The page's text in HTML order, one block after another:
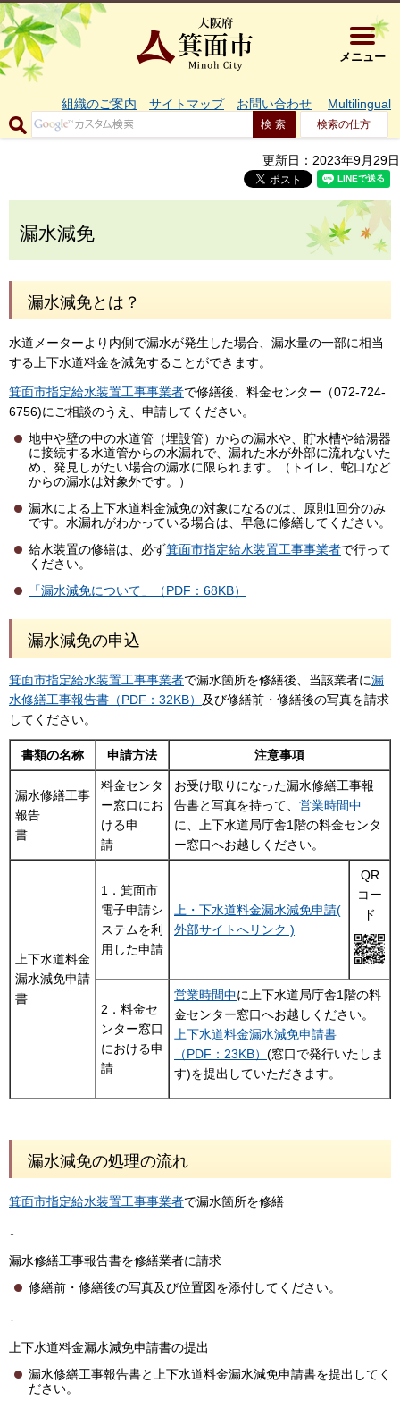
大阪府箕
メニュー
組織のご案内 サイトマップ お問い合わせ Multilingual
検索の仕方
更新日：2023年9月29日
漏水減免
漏水減免とは？
水道メーターより内側で漏水が発生した場合、漏水量の一部に相当
する上下水道料金を減免することができます。
箕面市指定給水装置工事事業者で修繕後、料金センター（072-724-
6756)にご相談のうえ、申請してください。
地中や壁の中の水道管（埋設管）からの漏水や、貯水槽や給湯器
に接続する水道管からの水漏れで、漏れた水が外部に流れないた
め、発見しがたい場合の漏水に限られます。（トイレ、蛇口など
からの漏水は対象外です。）
漏水による上下水道料金減免の対象になるのは、原則1回分のみ
です。水漏れがわかっている場合は、早急に修繕してください。
給水装置の修繕は、必ず箕面市指定給水装置工事事業者で行って
ください。
「漏水減免について」（PDF：68KB）
漏水減免の申込
箕面市指定給水装置工事事業者で漏水箇所を修繕後、当該業者に漏
水修繕工事報告書（PDF：32KB） 及び修繕前・修繕後の写真を請求
してください。
書類の名称 申請方法 注意事項
漏水修繕工事
報告
書
料金センタ
ー窓口にお
ける申
請
お受け取りになった漏水修繕工事報
告書と写真を持って、 営業時間中
に、上下水道局庁舎1階の料金センタ
ー窓口へお越しください。
上下水道料金
漏水減免申請
書
1．箕面市
電子申請シ
ステムを利
用した申請
上・下水道料金漏水減免申請(
外部サイトへリンク )
QR
コー
ド
2．料金セ
ンター窓口
における申
請
営業時間中に上下水道局庁舎1階の料
金センター窓口へお越しください。
上下水道料金漏水減免申請書
（PDF：23KB） (窓口で発行いたしま
す)を提出していただきます。
漏水減免の処理の流れ
箕面市指定給水装置工事事業者で漏水箇所を修繕
↓
漏水修繕工事報告書を修繕業者に請求
修繕前・修繕後の写真及び位置図を添付してください。
↓
上下水道料金漏水減免申請書の提出
漏水修繕工事報告書と上下水道料金漏水減免申請書を提出してく
ださい。